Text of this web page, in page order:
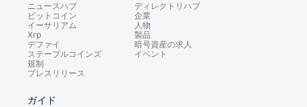
ニュースハブ
ビットコイン
イーサリアム
Xrp
デファイ
ステーブルコインズ
規制
プレスリリース
ディレクトリハブ
企業
人物
製品
暗号資産の求人
イベント
ガイド